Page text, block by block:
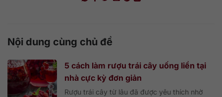
Nội dung cùng chủ đề
5 cách làm rượu trái cây uống liền tại
nhà cực kỳ đơn giản
Rượu trái cây từ lâu đã được yêu thích nhờ